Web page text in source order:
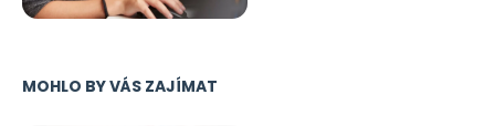
MOHLO BY VÁS ZAJÍMAT